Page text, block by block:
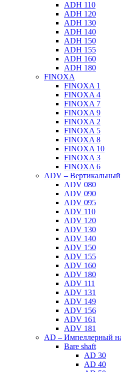
ADH 110
ADH 120
ADH 130
ADH 140
ADH 150
ADH 155
ADH 160
ADH 180
FINOXA
FINOXA 1
FINOXA 4
FINOXA 7
FINOXA 9
FINOXA 2
FINOXA 5
FINOXA 8
FINOXA 10
FINOXA 3
FINOXA 6
ADV –
ADV 080
ADV 090
ADV 095
ADV 110
ADV 120
ADV 130
ADV 140
ADV 150
ADV 155
ADV 160
ADV 180
ADV 111
ADV 131
ADV 149
ADV 156
ADV 161
ADV 181
AD – Импеллерный
Bare shaft
AD 30
AD 40